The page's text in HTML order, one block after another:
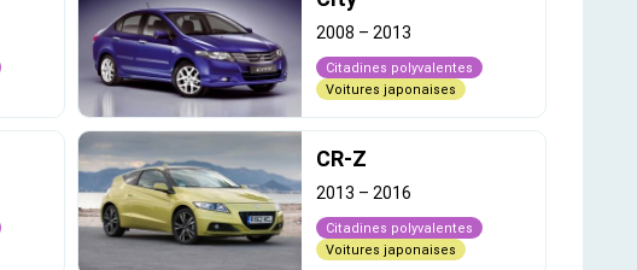
2008 –2013
Citadines polyvalentes
Voitures japonaises
CR-Z
2013 – 2016
Citadines polyvalentes
Voitures japonaises